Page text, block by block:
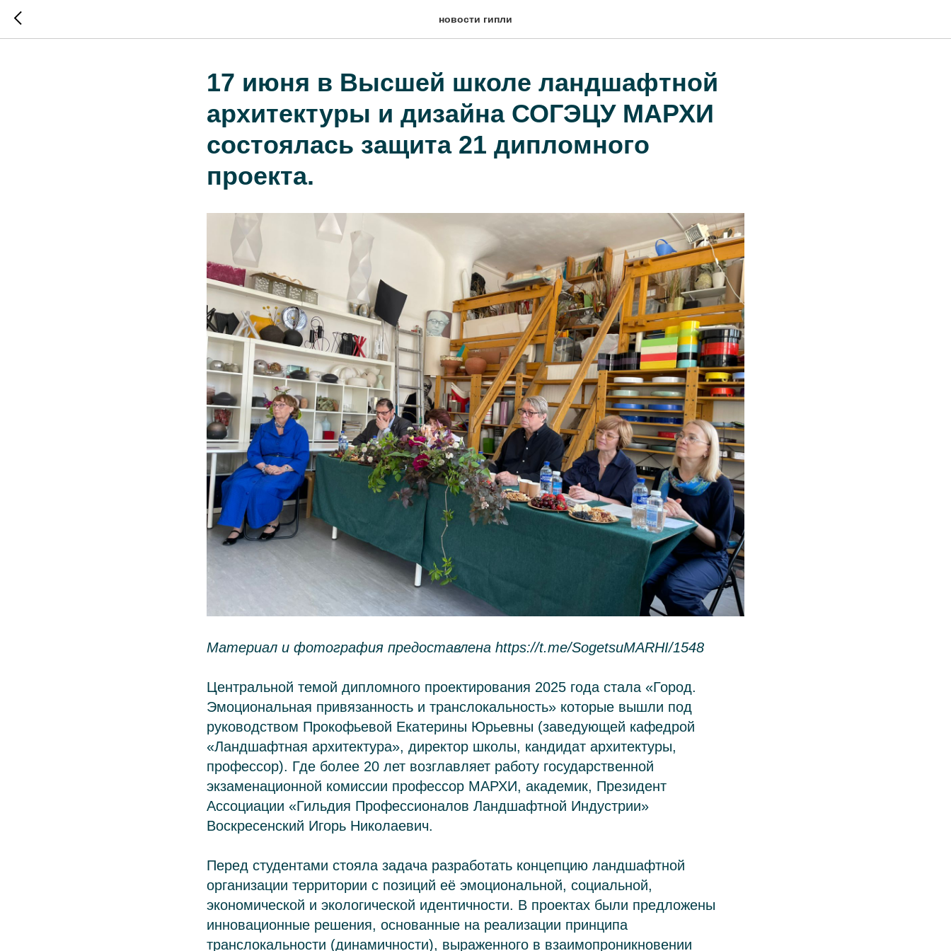
новости гипли
17 июня в Высшей школе ландшафтной
архитектуры и дизайна СОГЭЦУ МАРХИ
состоялась защита 21 дипломного
проекта.
Материал и фотография предоставлена https://t.me/SogetsuMARHI/1548
Центральной темой дипломного проектирования 2025 года стала «Город.
Эмоциональная привязанность и транслокальность» которые вышли под
руководством Прокофьевой Екатерины Юрьевны (заведующей кафедрой
«Ландшафтная архитектура», директор школы, кандидат архитектуры,
профессор). Где более 20 лет возглавляет работу государственной
экзаменационной комиссии профессор МАРХИ, академик, Президент
Ассоциации «Гильдия Профессионалов Ландшафтной Индустрии»
Воскресенский Игорь Николаевич.
Перед студентами стояла задача разработать концепцию ландшафтной
организации территории с позиций её эмоциональной, социальной,
экономической и экологической идентичности. В проектах были предложены
инновационные решения, основанные на реализации принципа
транслокальности (динамичности), выраженного в взаимопроникновении